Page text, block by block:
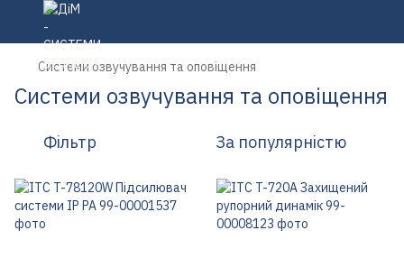
Системи озвучування та оповіщення
Системи озвучування та оповіщення
Фільтр За популярністю